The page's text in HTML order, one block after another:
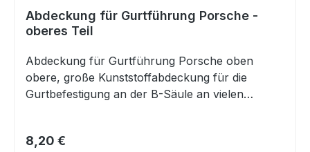
Abdeckung für Gurtführung Porsche -
oberes Teil
Abdeckung für Gurtführung Porsche oben
obere, große Kunststoffabdeckung für die
Gurtbefestigung an der B-Säule an vielen
(Bügel) separat bestellen!)Passend für Porsche
Regulärer Preis:
8,20 €